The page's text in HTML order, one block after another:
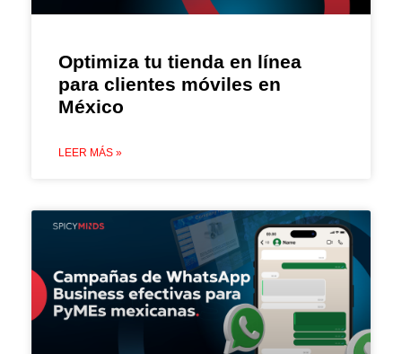
Optimiza tu tienda en línea
para clientes móviles en
México
LEER MÁS »